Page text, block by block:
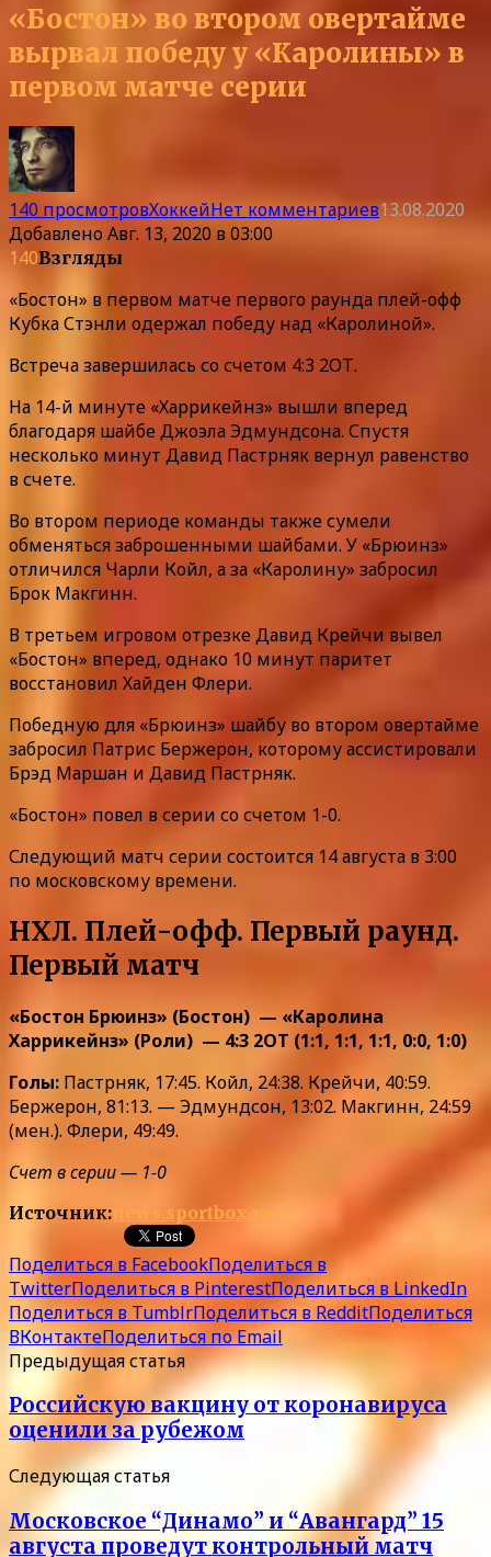
«Бостон» во втором овертайме
вырвал победу у «Каролины» в
первом матче серии
140 просмотровХоккейНет комментариев13.08.2020
ДобавленоАвг. 13, 2020 в 03:00
140Взгляды
«Бостон» в первом матче первого раунда плей-офф
Кубка Стэнли одержал победу над «Каролиной».
Встреча завершилась со счетом 4:3 2ОТ.
На 14-й минуте «Харрикейнз» вышли вперед
благодаря шайбе Джоэла Эдмундсона. Спустя
несколько минут Давид Пастрняк вернул равенство
в счете.
Во втором периоде команды также сумели
обменяться заброшенными шайбами. У «Брюинз»
отличился Чарли Койл, а за «Каролину» забросил
Брок Макгинн.
В третьем игровом отрезке Давид Крейчи вывел
«Бостон» вперед, однако 10 минут паритет
восстановил Хайден Флери.
Победную для «Брюинз» шайбу во втором овертайме
забросил Патрис Бержерон, которому ассистировали
Брэд Маршан и Давид Пастрняк.
«Бостон» повел в серии со счетом 1-0.
Следующий матч серии состоится 14 августа в 3:00
по московскому времени.
НХЛ. Плей-офф. Первый раунд.
Первый матч
«Бостон Брюинз» (Бостон) — «Каролина
Харрикейнз» (Роли) — 4:3 2ОТ (1:1, 1:1, 1:1, 0:0, 1:0)
Голы: Пастрняк, 17:45. Койл, 24:38. Крейчи, 40:59.
Бержерон, 81:13. — Эдмундсон, 13:02. Макгинн, 24:59
(мен.). Флери, 49:49.
Счет в серии — 1-0
Источник: news.sportbox.ru
Поделиться в FacebookПоделиться в
TwitterПоделиться в PinterestПоделиться в LinkedIn
Поделиться в TumblrПоделиться в RedditПоделиться
ВКонтактеПоделиться по Email
Предыдущая статья
Российскую вакцину от коронавируса
оценили за рубежом
Следующая статья
Московское “Динамо” и “Авангард” 15
августа проведут контрольный матч